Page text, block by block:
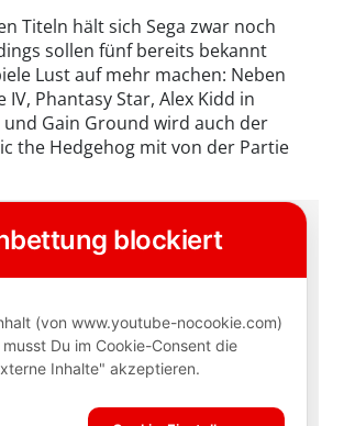
Titeln hält sich Sega zwar noch
sollen fünf bereits bekannt
Lust auf mehr machen: Neben
IV, Phantasy Star, Alex Kidd in
Gain Ground wird auch der
the Hedgehog mit von der Partie